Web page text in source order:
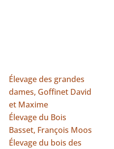
Élevage des grandes
dames, Goffinet David
et Maxime
Élevage du Bois
Basset, François Moos
Élevage du bois des